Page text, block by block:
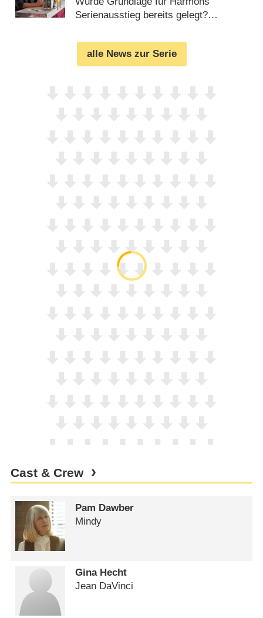
Serienausstieg bereits gelegt?
alle News zur Serie
Cast & Crew
Pam Dawber
Mindy
Gina Hecht
Jean DaVinci